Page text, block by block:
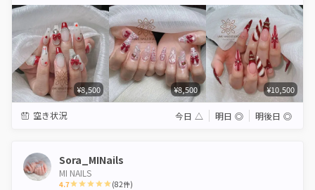
¥8,500 ¥8,500 ¥10,500
空き状況 今日 △ 明日 ◎ 明後日 ◎
Sora_MINails
MI NAILS
4.7 (82件)